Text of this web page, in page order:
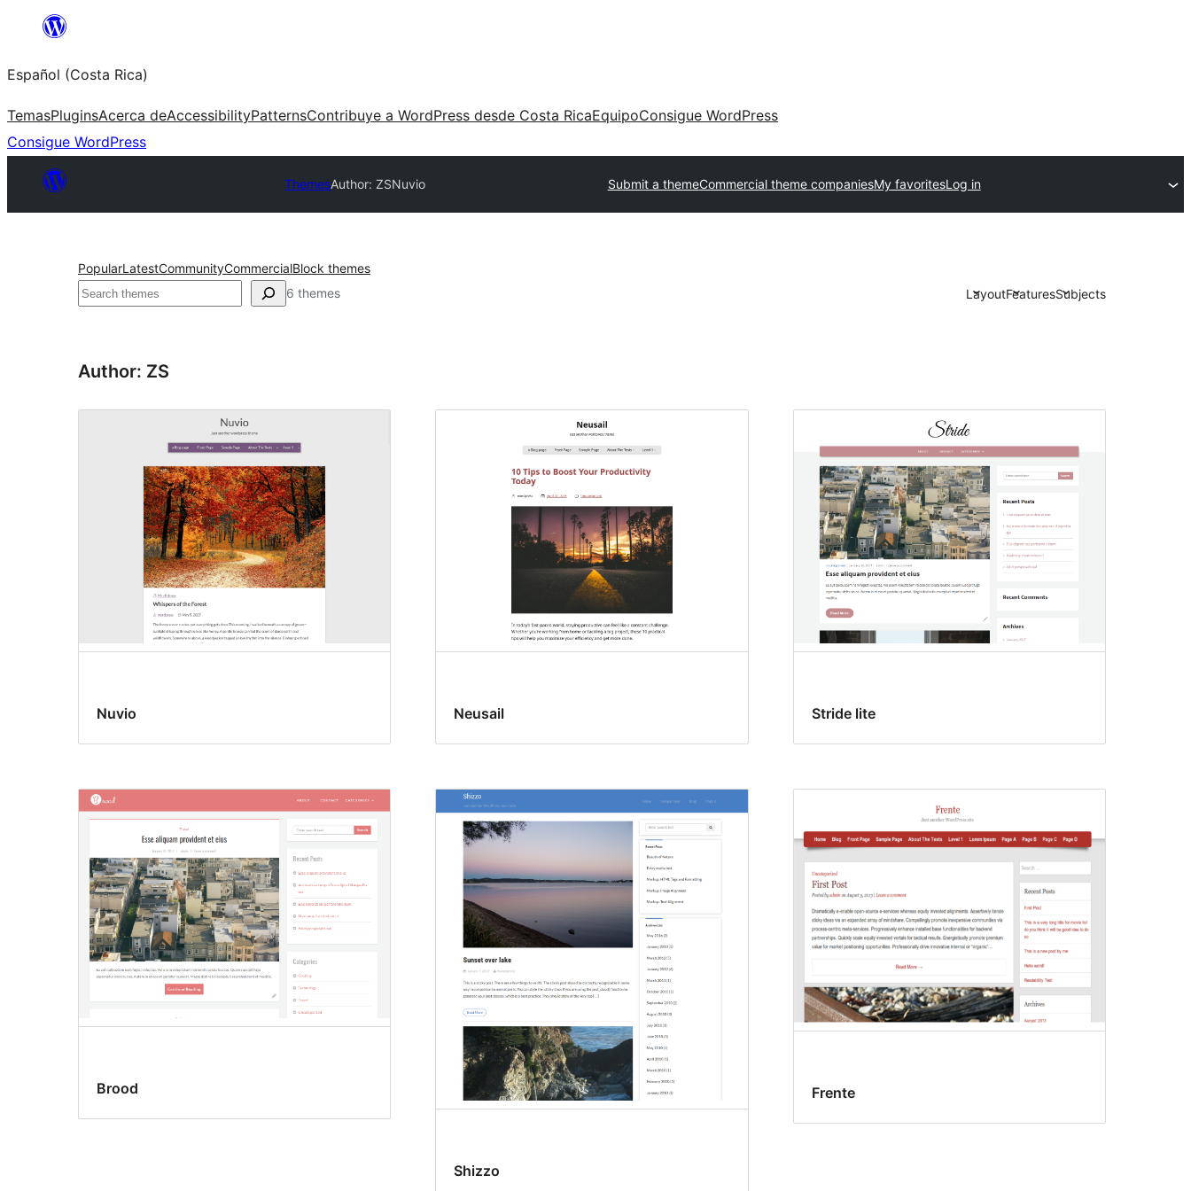
Saltar
contenido
Español (Costa Rica)
TemasPluginsAcerca deAccessibilityPatternsContribuye a WordPress desde Costa RicaEquipoConsigue WordPress
Consigue WordPress
ThemesAuthor: ZSNuvio Submit a themeCommercial theme companiesMy favoritesLog in
PopularLatestCommunityCommercialBlock themes
Buscar 6 themes LayoutFeaturesSubjects
Author: ZS
Nuvio Neusail Stride lite
Brood
Shizzo
Frente